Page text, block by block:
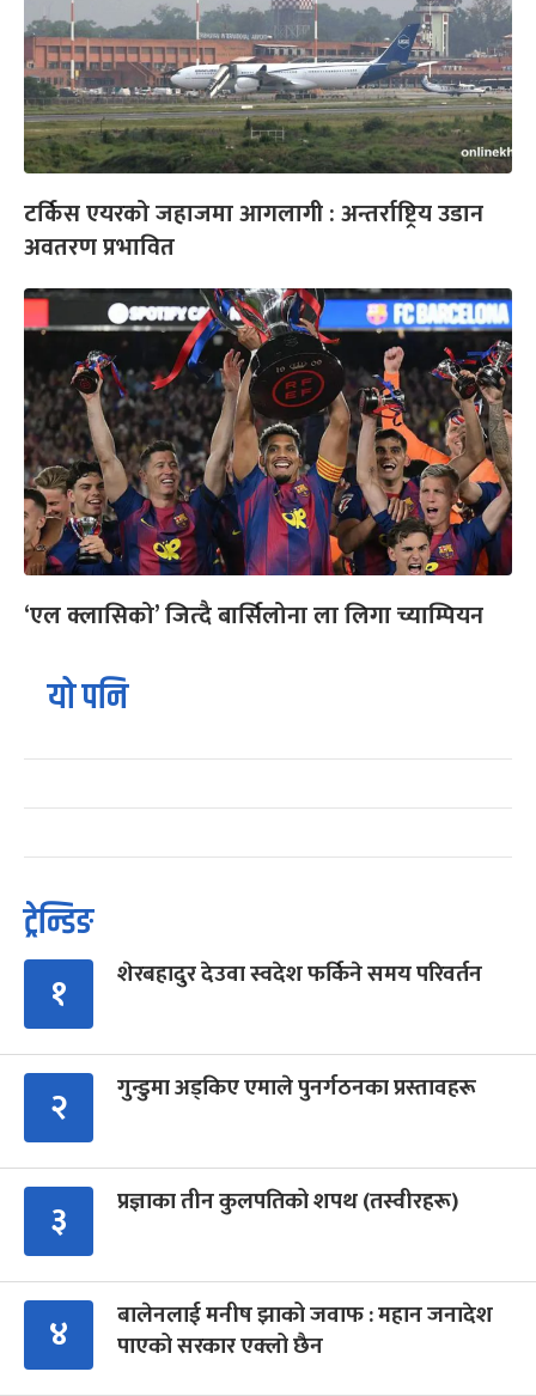
टर्किस एयरको जहाजमा आगलागी : अन्तर्राष्ट्रिय उडान
अवतरण प्रभावित
‘एल क्लासिको’ जित्दै बार्सिलोना ला लिगा च्याम्पियन
यो पनि
ट्रेन्डिङ
१ शेरबहादुर देउवा स्वदेश फर्किने समय परिवर्तन
२ गुन्डुमा अड्किए एमाले पुनर्गठनका प्रस्तावहरू
३ प्रज्ञाका तीन कुलपतिको शपथ (तस्वीरहरू)
४
बालेनलाई मनीष झाको जवाफ : महान जनादेश
पाएको सरकार एक्लो छैन